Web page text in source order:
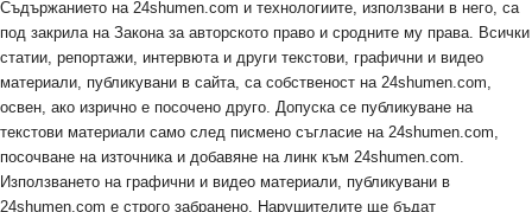
Съдържанието на 24shumen.com и технологиите, използвани в него, са
под закрила на Закона за авторското право и сродните му права. Всички
статии, репортажи, интервюта и други текстови, графични и видео
материали, публикувани в сайта, са собственост на 24shumen.com,
освен, ако изрично е посочено друго. Допуска се публикуване на
текстови материали само след писмено съгласие на 24shumen.com,
посочване на източника и добавяне на линк към 24shumen.com.
Използването на графични и видео материали, публикувани в
24shumen.com е строго забранено. Нарушителите ще бъдат